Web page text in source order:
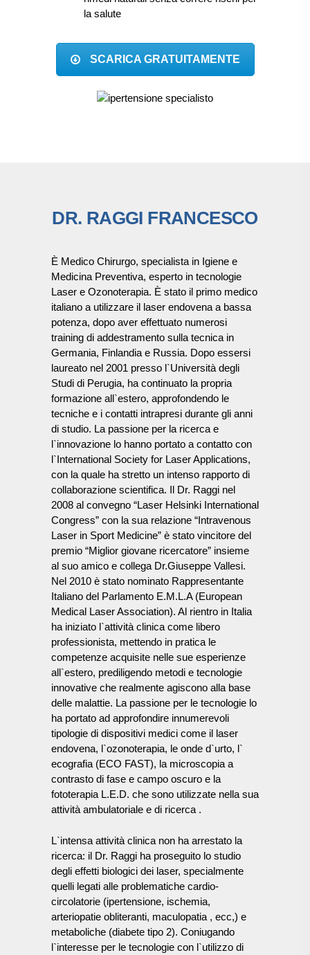
la salute
SCARICA GRATUITAMENTE
DR. RAGGI FRANCESCO
È Medico Chirurgo, specialista in Igiene e
Medicina Preventiva, esperto in tecnologie
Laser e Ozonoterapia. È stato il primo medico
italiano a utilizzare il laser endovena a bassa
potenza, dopo aver effettuato numerosi
training di addestramento sulla tecnica in
Germania, Finlandia e Russia. Dopo essersi
laureato nel 2001 presso l`Università degli
Studi di Perugia, ha continuato la propria
formazione all`estero, approfondendo le
tecniche e i contatti intrapresi durante gli anni
di studio. La passione per la ricerca e
l`innovazione lo hanno portato a contatto con
l`International Society for Laser Applications,
con la quale ha stretto un intenso rapporto di
collaborazione scientifica. Il Dr. Raggi nel
2008 al convegno “Laser Helsinki International
Congress” con la sua relazione “Intravenous
Laser in Sport Medicine” è stato vincitore del
premio “Miglior giovane ricercatore” insieme
al suo amico e collega Dr.Giuseppe Vallesi.
Nel 2010 è stato nominato Rappresentante
Italiano del Parlamento E.M.L.A (European
Medical Laser Association). Al rientro in Italia
ha iniziato l`attività clinica come libero
professionista, mettendo in pratica le
competenze acquisite nelle sue esperienze
all`estero, prediligendo metodi e tecnologie
innovative che realmente agiscono alla base
delle malattie. La passione per le tecnologie lo
ha portato ad approfondire innumerevoli
tipologie di dispositivi medici come il laser
endovena, l`ozonoterapia, le onde d`urto, l`
ecografia (ECO FAST), la microscopia a
contrasto di fase e campo oscuro e la
fototerapia L.E.D. che sono utilizzate nella sua
attività ambulatoriale e di ricerca .
L`intensa attività clinica non ha arrestato la
ricerca: il Dr. Raggi ha proseguito lo studio
degli effetti biologici dei laser, specialmente
quelli legati alle problematiche cardio-
circolatorie (ipertensione, ischemia,
arteriopatie obliteranti, maculopatia , ecc,) e
metaboliche (diabete tipo 2). Coniugando
l`interesse per le tecnologie con l`utilizzo di